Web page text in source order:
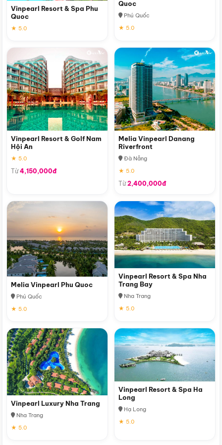
Vinpearl Resort & Spa Phu
Quoc
★ 5.0
Quoc
Phú Quốc
★ 5.0
Vinpearl Resort & Golf Nam
Hội An
★ 5.0
Từ4,150,000đ
Melia Vinpearl Danang
Riverfront
Đà Nẵng
★ 5.0
Từ2,400,000đ
Melia Vinpearl Phu Quoc
Phú Quốc
★ 5.0
Vinpearl Resort & Spa Nha
Trang Bay
Nha Trang
★ 5.0
Vinpearl Luxury Nha Trang
Nha Trang
★ 5.0
Vinpearl Resort & Spa Ha
Long
Hạ Long
★ 5.0